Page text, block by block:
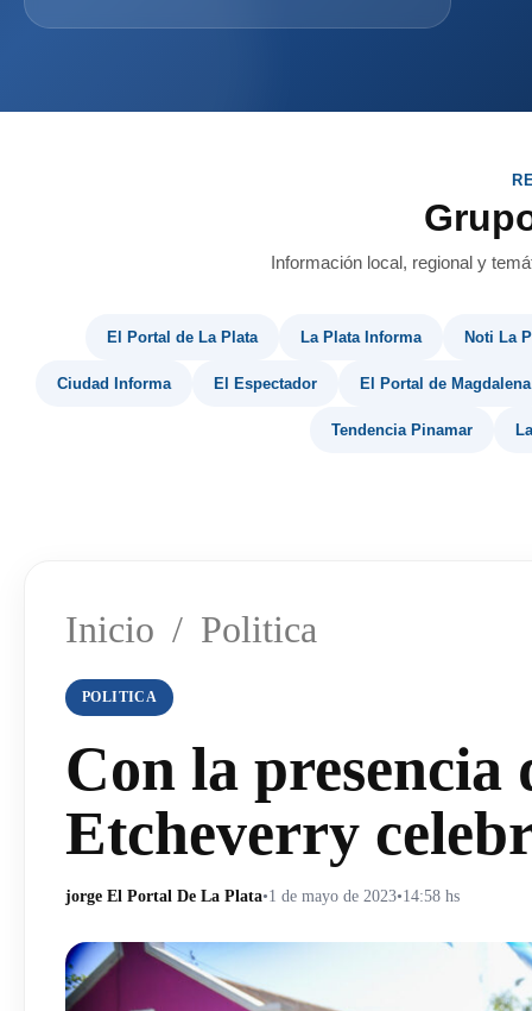
Información local, regional y
El Portal de La Plata La Plata Informa Noti La
Ciudad Informa El Espectador El Portal de Magdalena
Tendencia Pinamar
Inicio / Politica
POLITICA
Con la
Etcheverry
jorge El Portal De La Plata•1 de mayo de 2023•14:58 hs